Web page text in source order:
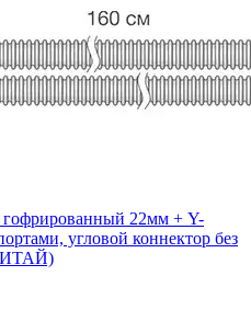
22мм + Y-
угловой коннектор без